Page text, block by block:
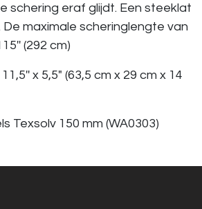
schering eraf glijdt. Een steeklat
maximale scheringlengte van
(292 cm)
x 5,5" (63,5 cm x 29 cm x 14
Texsolv 150 mm (WA0303)